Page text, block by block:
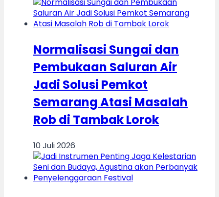
Normalisasi Sungai dan
Pembukaan Saluran Air
Jadi Solusi Pemkot
Semarang Atasi Masalah
Rob di Tambak Lorok
10 Juli 2026